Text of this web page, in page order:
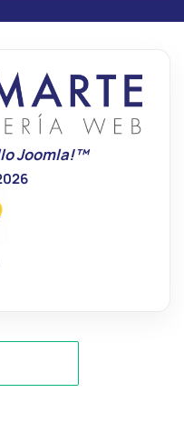
Joomla!™